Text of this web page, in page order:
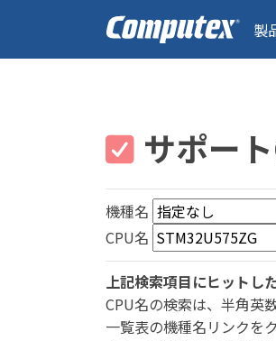
製
サポー
機種名
CPU名
上記検索項目にヒットし
CPU名の検索は、半角英
一覧表の機種名リンクを